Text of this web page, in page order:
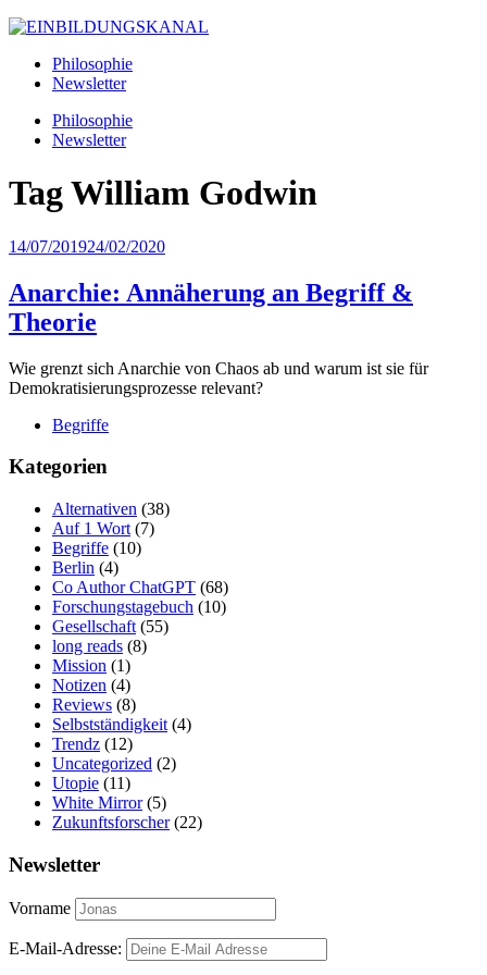
Philosophie
Newsletter
Philosophie
Newsletter
TagWilliam Godwin
14/07/201924/02/2020
Anarchie: Annäherung an Begriff &
Theorie
Wie grenzt sich Anarchie von Chaos ab und warum ist sie für
Demokratisierungsprozesse relevant?
Begriffe
Kategorien
Alternativen (38)
Auf 1 Wort (7)
Begriffe (10)
Berlin (4)
Co Author ChatGPT (68)
Forschungstagebuch (10)
Gesellschaft (55)
long reads (8)
Mission (1)
Notizen (4)
Reviews (8)
Selbstständigkeit (4)
Trendz (12)
Uncategorized (2)
Utopie (11)
White Mirror(5)
Zukunftsforscher(22)
Newsletter
Vorname
E-Mail-Adresse: